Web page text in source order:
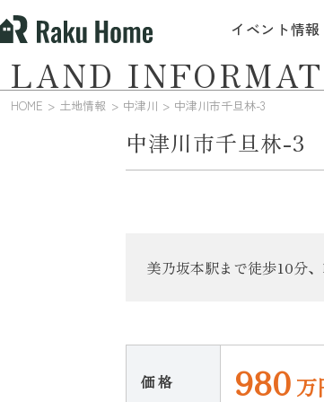
イベント情報
LAND
HOME 土地情報 中津川 中津川市千旦林-3
中津川市千旦林-3
美乃坂本駅まで徒歩10分
価 格 980 万